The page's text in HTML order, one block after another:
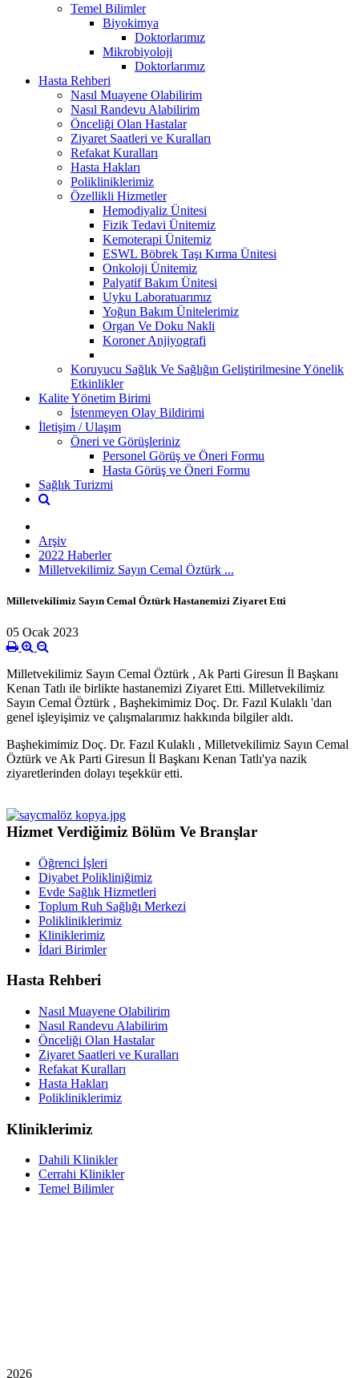
Temel Bilimler
Biyokimya
Doktorlarımız
Mikrobiyoloji
Doktorlarımız
Hasta Rehberi
Nasıl Muayene Olabilirim
Nasıl Randevu Alabilirim
Önceliği Olan Hastalar
Ziyaret Saatleri ve Kuralları
Refakat Kuralları
Hasta Hakları
Polikliniklerimiz
Özellikli Hizmetler
Hemodiyaliz Ünitesi
Fizik Tedavi Ünitemiz
Kemoterapi Ünitemiz
ESWL Böbrek Taşı Kırma Ünitesi
Onkoloji Ünitemiz
Palyatif Bakım Ünitesi
Uyku Laboratuarımız
Yoğun Bakım Ünitelerimiz
Organ Ve Doku Nakli
Koroner Anjiyografi
Koruyucu Sağlık Ve Sağlığın Geliştirilmesine Yönelik
Etkinlikler
Kalite Yönetim Birimi
İstenmeyen Olay Bildirimi
İletişim / Ulaşım
Öneri ve Görüşleriniz
Personel Görüş ve Öneri Formu
Hasta Görüş ve Öneri Formu
Sağlık Turizmi
Arşiv
2022 Haberler
Milletvekilimiz Sayın Cemal Öztürk ...
Milletvekilimiz Sayın Cemal Öztürk Hastanemizi Ziyaret Etti
05 Ocak 2023
Milletvekilimiz Sayın Cemal Öztürk , Ak Parti Giresun İl Başkanı
Kenan Tatlı ile birlikte hastanemizi Ziyaret Etti. Milletvekilimiz
Sayın Cemal Öztürk , Başhekimimiz Doç. Dr. Fazıl Kulaklı 'dan
genel işleyişimiz ve çalışmalarımız hakkında bilgiler aldı.
Başhekimimiz Doç. Dr. Fazıl Kulaklı , Milletvekilimiz Sayın Cemal
Öztürk ve Ak Parti Giresun İl Başkanı Kenan Tatlı'ya nazik
ziyaretlerinden dolayı teşekkür etti.
Hizmet Verdiğimiz Bölüm Ve Branşlar
Öğrenci İşleri
Diyabet Polikliniğimiz
Evde Sağlık Hizmetleri
Toplum Ruh Sağlığı Merkezi
Polikliniklerimiz
Kliniklerimiz
İdari Birimler
Hasta Rehberi
Nasıl Muayene Olabilirim
Nasıl Randevu Alabilirim
Önceliği Olan Hastalar
Ziyaret Saatleri ve Kuralları
Refakat Kuralları
Hasta Hakları
Polikliniklerimiz
Kliniklerimiz
Dahili Klinikler
Cerrahi Klinikler
Temel Bilimler
2026